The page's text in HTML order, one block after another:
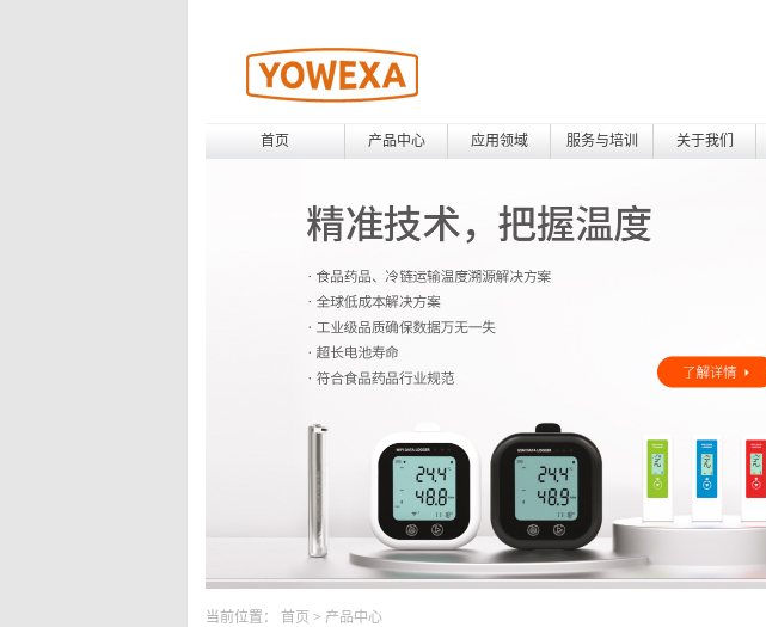
首页 产品中心 应用领域 服务与培训 关于我们
当前位置： 首页 > 产品中心